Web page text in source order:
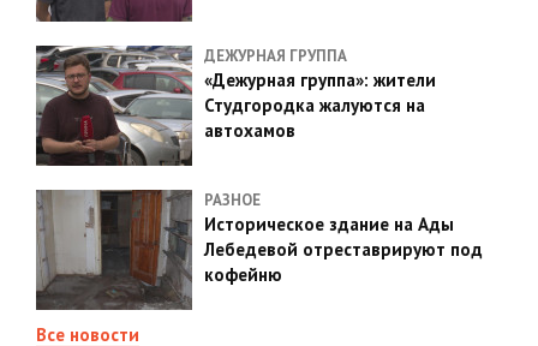
ДЕЖУРНАЯ ГРУППА
«Дежурная группа»: жители
Студгородка жалуются на
автохамов
РАЗНОЕ
Историческое здание на Ады
Лебедевой отреставрируют под
кофейню
Все новости